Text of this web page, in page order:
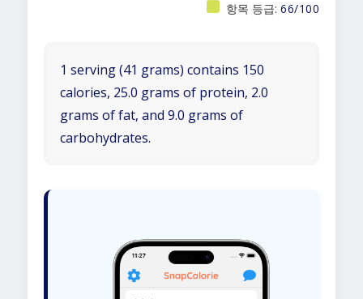
항목 등급: 66/100
1 serving (41 grams) contains 150
calories, 25.0 grams of protein, 2.0
grams of fat, and 9.0 grams of
carbohydrates.